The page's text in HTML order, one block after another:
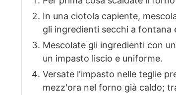
In una ciotola capiente,
gli ingredienti secchi a fontana
Mescolate gli ingredienti con
un impasto liscio e uniforme.
Versate l'impasto nelle teglie
mezz'ora nel forno già caldo;